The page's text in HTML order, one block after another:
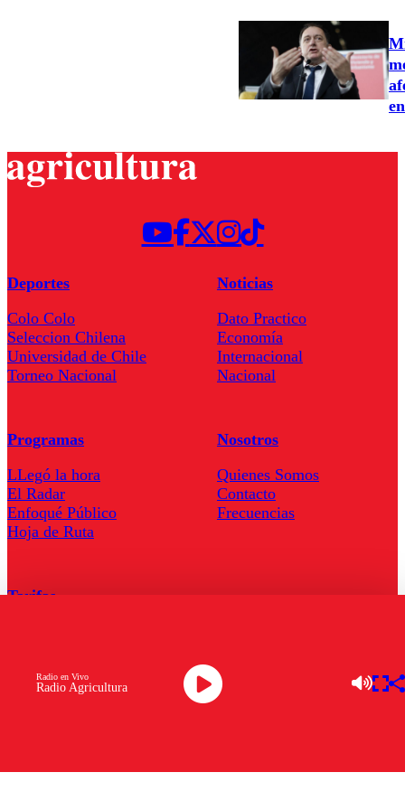
Radio Agricultura
Radio en Vivo
Deportes
Colo Colo
Seleccion Chilena
Universidad de Chile
Torneo Nacional
Noticias
Dato Practico
Economía
Internacional
Nacional
Programas
LLegó la hora
El Radar
Enfoqué Público
Hoja de Ruta
Nosotros
Quienes Somos
Contacto
Frecuencias
Tarifas
Descarga la APP